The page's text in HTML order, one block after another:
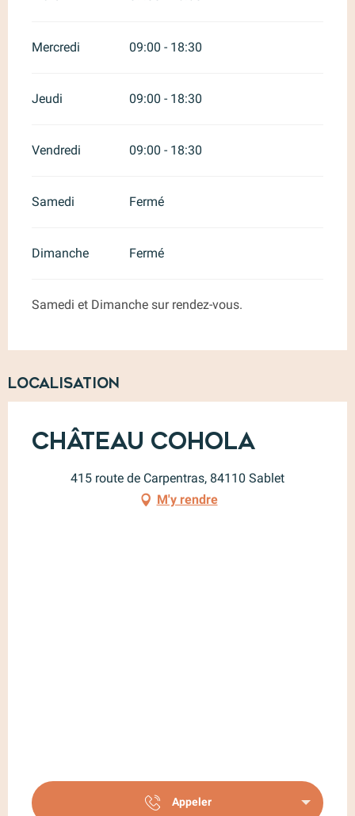
Mercredi 09:00 - 18:30
Jeudi 09:00 - 18:30
Vendredi 09:00 - 18:30
Samedi Fermé
Dimanche Fermé
Samedi et Dimanche sur rendez-vous.
Localisation
Château Cohola
415 route de Carpentras, 84110 Sablet
M'y rendre
Appeler